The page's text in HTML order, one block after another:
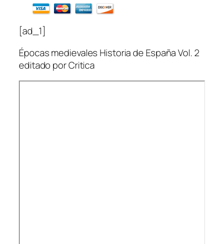
[ad_1]
Épocas medievales Historia de España Vol. 2
editado por Critica